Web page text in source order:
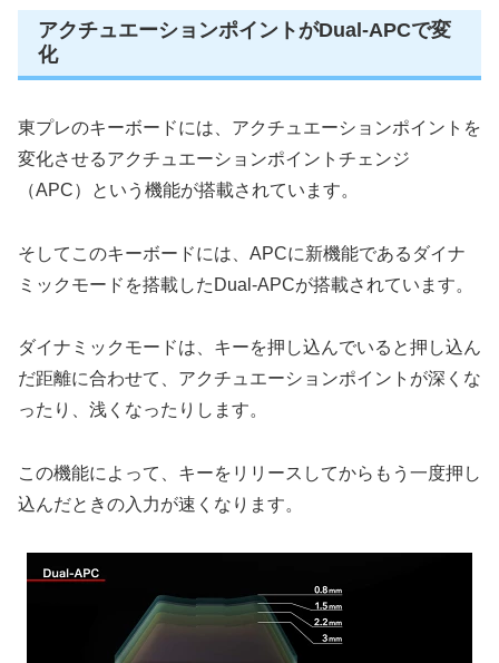
アクチュエーションポイントがDual-APCで変
化
東プレのキーボードには、アクチュエーションポイントを
変化させるアクチュエーションポイントチェンジ
（APC）という機能が搭載されています。
そしてこのキーボードには、APCに新機能であるダイナ
ミックモードを搭載したDual-APCが搭載されています。
ダイナミックモードは、キーを押し込んでいると押し込ん
だ距離に合わせて、アクチュエーションポイントが深くな
ったり、浅くなったりします。
この機能によって、キーをリリースしてからもう一度押し
込んだときの入力が速くなります。